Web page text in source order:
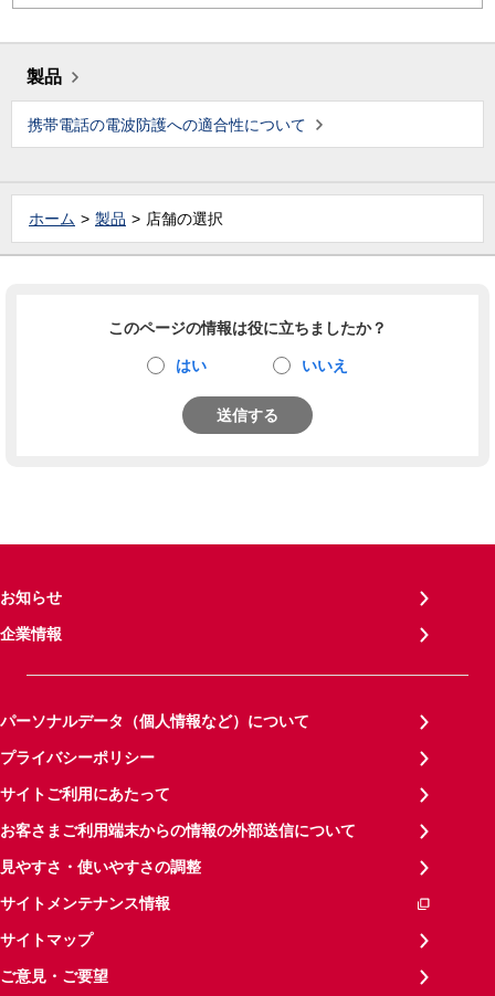
製品
携帯電話の電波防護への適合性について
ホーム 製品 店舗の選択
このページの情報は役に立ちましたか？
はい いいえ
送信する
お知らせ
企業情報
パーソナルデータ（個人情報など）について
プライバシーポリシー
サイトご利用にあたって
お客さまご利用端末からの情報の外部送信について
見やすさ・使いやすさの調整
サイトメンテナンス情報
サイトマップ
ご意見・ご要望